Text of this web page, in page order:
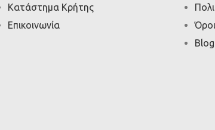
Κατάστημα Κρήτης
Επικοινωνία
Blog